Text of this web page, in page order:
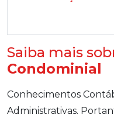
Saiba mais
Condominial
Conhecimentos
Administrativas.